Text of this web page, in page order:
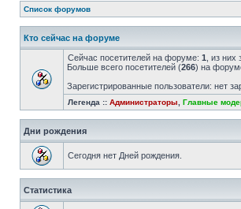
Список форумов
Кто сейчас на форуме
Сейчас посетителей на форуме: 1 , из
Больше всего посетителей (266) на
Зарегистрированные пользователи: нет
Легенда :: Администраторы Главные
Дни рождения
Сегодня нет Дней рождения.
Статистика